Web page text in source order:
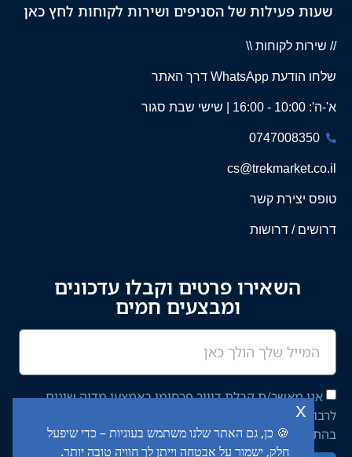
🍪 כן, גם האתר שלנו משתמש בעוגיות – כדי שיפעל
חלק, ישמור על אבטחה וייתן לך חוויה טובה יותר.
x
שעות פעילות של הסניפים ושירות לקוחות לחץ כאן
// שירות לקוחות \\
שלחו הודעת WhatsApp דרך האתר
א'-ה': 10:00 - 16:00 | שישי שבת סגור
0747008350
cs@trekmarket.co.il
טופס יצירת קשר
דרושים / דרושות
השאירו פרטים וקבלו עדכונים
ומבצעים חמים
אני מאשר/ת קבלת דיוור פרסומי באמצעי מדיה שונים
לרבות מסרון ודוא"ל מחברת יציב איתן השקעות בע"מ,
בהתאם ל־מדיניות הפרטיותבאתר.